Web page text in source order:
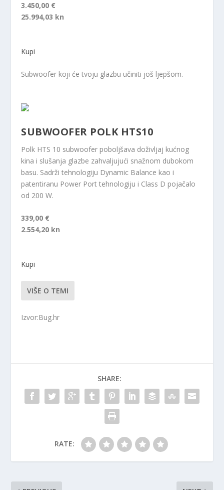
3.450,00 €
25.994,03 kn
Kupi
Subwoofer koji će tvoju glazbu učiniti još ljepšom.
SUBWOOFER POLK HTS10
Polk HTS 10 subwoofer poboljšava doživljaj kućnog
kina i slušanja glazbe zahvaljujući snažnom dubokom
basu. Sadrži tehnologiju Dynamic Balance kao i
patentiranu Power Port tehnologiju i Class D pojačalo
od 200 W.
339,00 €
2.554,20 kn
Kupi
VIŠE O TEMI
Izvor:Bug.hr
SHARE:
RATE: